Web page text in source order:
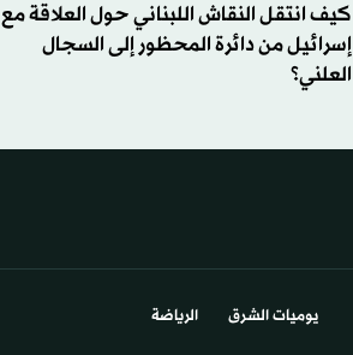
كيف انتقل النقاش اللبناني حول العلاقة مع
إسرائيل من دائرة المحظور إلى السجال
العلني؟
يوميات الشرق​ الرياضة